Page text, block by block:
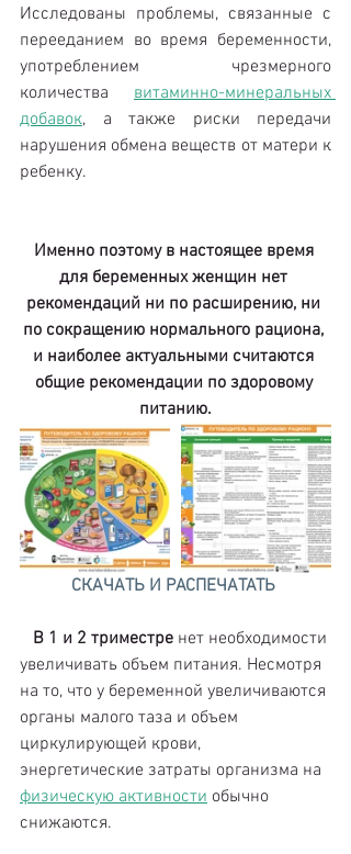
Исследованы проблемы, связанные с
перееданием во время беременности,
употреблением чрезмерного
количества витаминно-минеральных
добавок, а также риски передачи
нарушения обмена веществ от матери к
ребенку.
Именно поэтому в настоящее время
для беременных женщин нет
рекомендаций ни по расширению, ни
по сокращению нормального рациона,
и наиболее актуальными считаются
общие рекомендации по здоровому
питанию.
СКАЧАТЬ И РАСПЕЧАТАТЬ
   В 1 и 2 триместре
нет необходимости
увеличивать объем питания. Несмотря
на то, что у беременной увеличиваются
органы малого таза и объем
циркулирующей крови,
энергетические затраты организма на
физическую активности обычно
снижаются.